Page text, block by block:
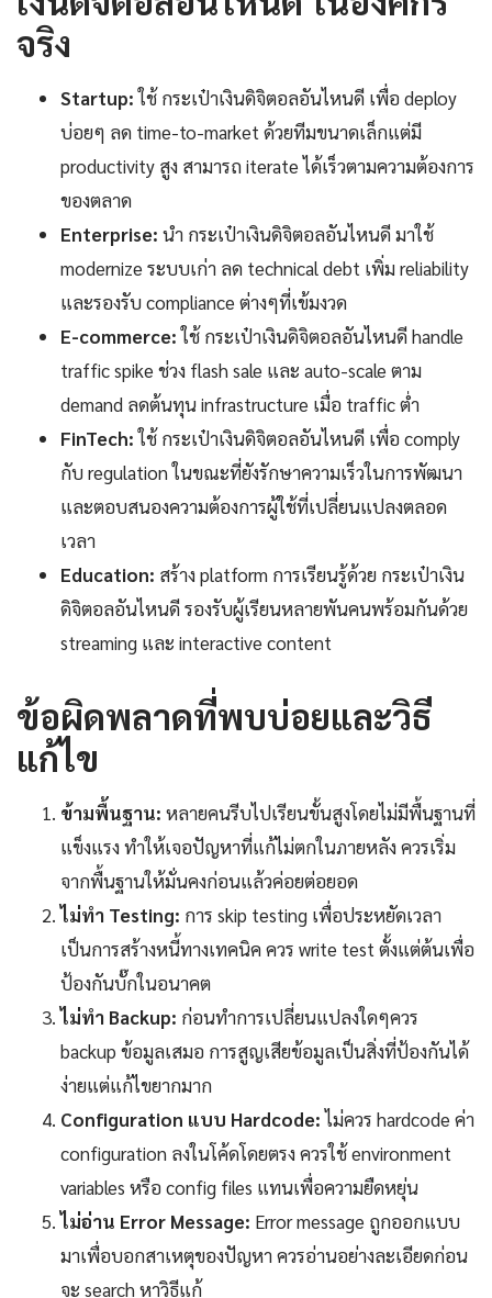
จริง
Startup:ใช้ กระเป๋าเงินดิจิตอลอันไหนดี เพื่อ deploy
บ่อยๆ ลด time-to-market ด้วยทีมขนาดเล็กแต่มี
productivity สูง สามารถ iterate ได้เร็วตามความต้องการ
ของตลาด
Enterprise: นำ กระเป๋าเงินดิจิตอลอันไหนดี มาใช้
modernize ระบบเก่า ลด technical debt เพิ่ม reliability
และรองรับ compliance ต่างๆที่เข้มงวด
E-commerce:ใช้ กระเป๋าเงินดิจิตอลอันไหนดี handle
traffic spike ช่วง flash sale และ auto-scale ตาม
demand ลดต้นทุน infrastructure เมื่อ traffic ต่ำ
FinTech:ใช้ กระเป๋าเงินดิจิตอลอันไหนดี เพื่อ comply
กับ regulation ในขณะที่ยังรักษาความเร็วในการพัฒนา
และตอบสนองความต้องการผู้ใช้ที่เปลี่ยนแปลงตลอด
เวลา
Education: สร้าง platform การเรียนรู้ด้วย กระเป๋าเงิน
ดิจิตอลอันไหนดี รองรับผู้เรียนหลายพันคนพร้อมกันด้วย
streaming และ interactive content
ข้อผิดพลาดที่พบบ่อยและวิธี
แก้ไข
ข้ามพื้นฐาน: หลายคนรีบไปเรียนขั้นสูงโดยไม่มีพื้นฐานที่
แข็งแรง ทำให้เจอปัญหาที่แก้ไม่ตกในภายหลัง ควรเริ่ม
จากพื้นฐานให้มั่นคงก่อนแล้วค่อยต่อยอด
ไม่ทำ Testing: การ skip testing เพื่อประหยัดเวลา
เป็นการสร้างหนี้ทางเทคนิค ควร write test ตั้งแต่ต้นเพื่อ
ป้องกันบั๊กในอนาคต
ไม่ทำ Backup: ก่อนทำการเปลี่ยนแปลงใดๆควร
backup ข้อมูลเสมอ การสูญเสียข้อมูลเป็นสิ่งที่ป้องกันได้
ง่ายแต่แก้ไขยากมาก
Configuration แบบ Hardcode:ไม่ควร hardcode ค่า
configuration ลงในโค้ดโดยตรง ควรใช้ environment
variables หรือ config files แทนเพื่อความยืดหยุ่น
ไม่อ่าน Error Message: Error message ถูกออกแบบ
มาเพื่อบอกสาเหตุของปัญหา ควรอ่านอย่างละเอียดก่อน
จะ search หาวิธีแก้